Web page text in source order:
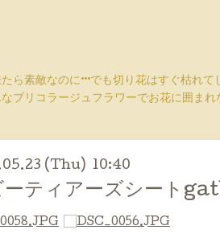
ら素敵なのに···でも切り花はすぐ枯れ
ブリコラージュフラワーでお花に囲まれ
(Thu) 10:40
ーティアーズシート